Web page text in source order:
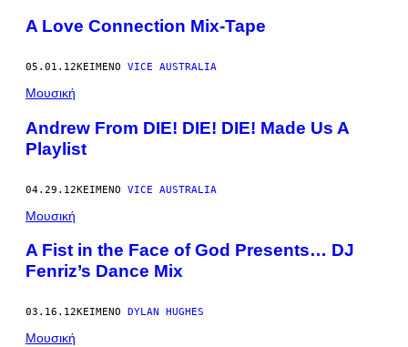
A Love Connection Mix-Tape
05.01.12ΚΕΊΜΕΝΟ VICE AUSTRALIA
Μουσική
Andrew From DIE! DIE! DIE! Made Us A
Playlist
04.29.12ΚΕΊΜΕΝΟ VICE AUSTRALIA
Μουσική
A Fist in the Face of God Presents… DJ
Fenriz’s Dance Mix
03.16.12ΚΕΊΜΕΝΟ DYLAN HUGHES
Μουσική